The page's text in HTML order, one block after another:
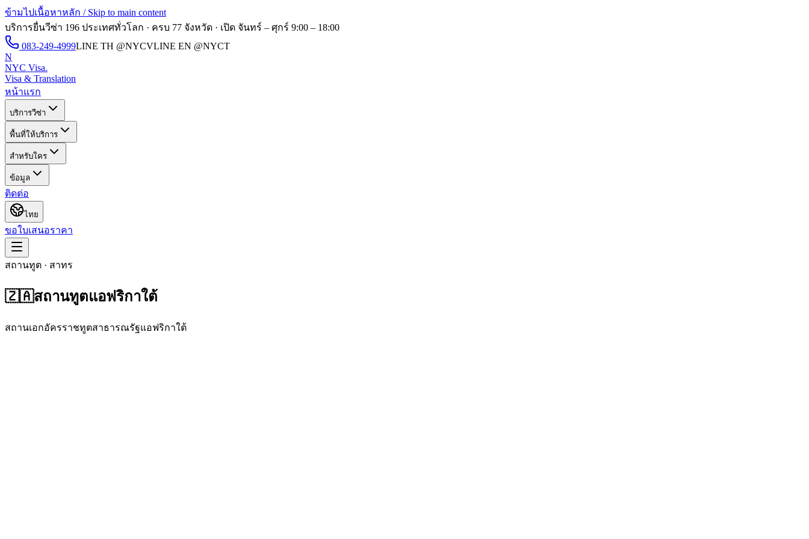
ข้ามไปเนื้อหาหลัก / Skip to main content
บริการยื่นวีซ่า 196 ประเทศทั่วโลก · ครบ 77 จังหวัด · เปิด จันทร์ – ศุกร์ 9:00 – 18:00
083-249-4999LINE TH @NYCVLINE EN @NYCT
N
NYC Visa.
Visa & Translation
หน้าแรก
บริการวีซ่า
พื้นที่ให้บริการ
สำหรับใคร
ข้อมูล
ติดต่อ
ไทย
ขอใบเสนอราคา
สถานทูต · สาทร
🇿🇦สถานทูตแอฟริกาใต้
สถานเอกอัครราชทูตสาธารณรัฐแอฟริกาใต้